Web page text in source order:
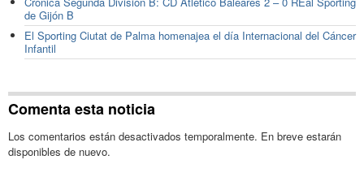
de Gijón B
El Sporting Ciutat de Palma homenajea el día Internacional del Cáncer
Infantil
Comenta esta noticia
Los comentarios están desactivados temporalmente. En breve estarán
disponibles de nuevo.